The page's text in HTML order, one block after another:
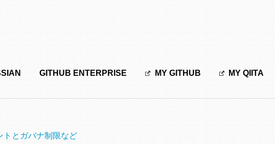
GITHUB ENTERPRISE MY GITHUB MY QIITA
トとガバナ制限など